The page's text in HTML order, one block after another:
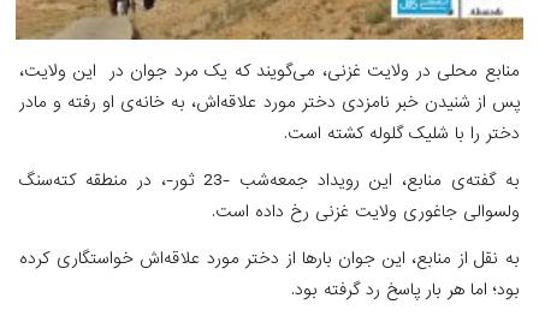
منابع محلی در ولایت غزنی، می‌گویند که یک مرد جوان در این ولایت،
پس از شنیدن خبر نامزدی دختر مورد علاقه‌اش، به خانه‌ی او رفته و مادر
دختر را با شلیک گلوله کشته است.
به گفته‌ی منابع، این رویداد جمعه‌شب -23 ثور-، در منطقه کته‌سنگ
ولسوالی جاغوری ولایت غزنی رخ داده است.
به نقل از منابع، این جوان بارها از دختر مورد علاقه‌اش خواستگاری کرده
بود؛ اما هر بار پاسخ رد گرفته بود.